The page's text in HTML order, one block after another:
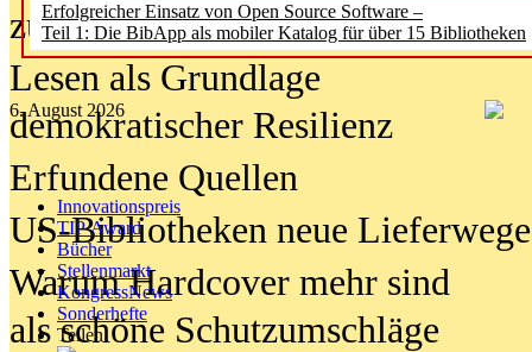
Erfolgreicher Einsatz von Open Source Software –
Teil 1: Die BibApp als mobiler Katalog für über 15 Bibliotheken
6. August 2026
Innovationspreis
TIP Award
Bücher
Stellenmarkt
KongressNews
Sonderhefte
Teilen
zu kurz greift
Lesen als Grundlage
demokratischer Resilienz
Erfundene Quellen
US-Bibliotheken neue Lieferwege
Warum Hardcover mehr sind
als schöne Schutzumschläge